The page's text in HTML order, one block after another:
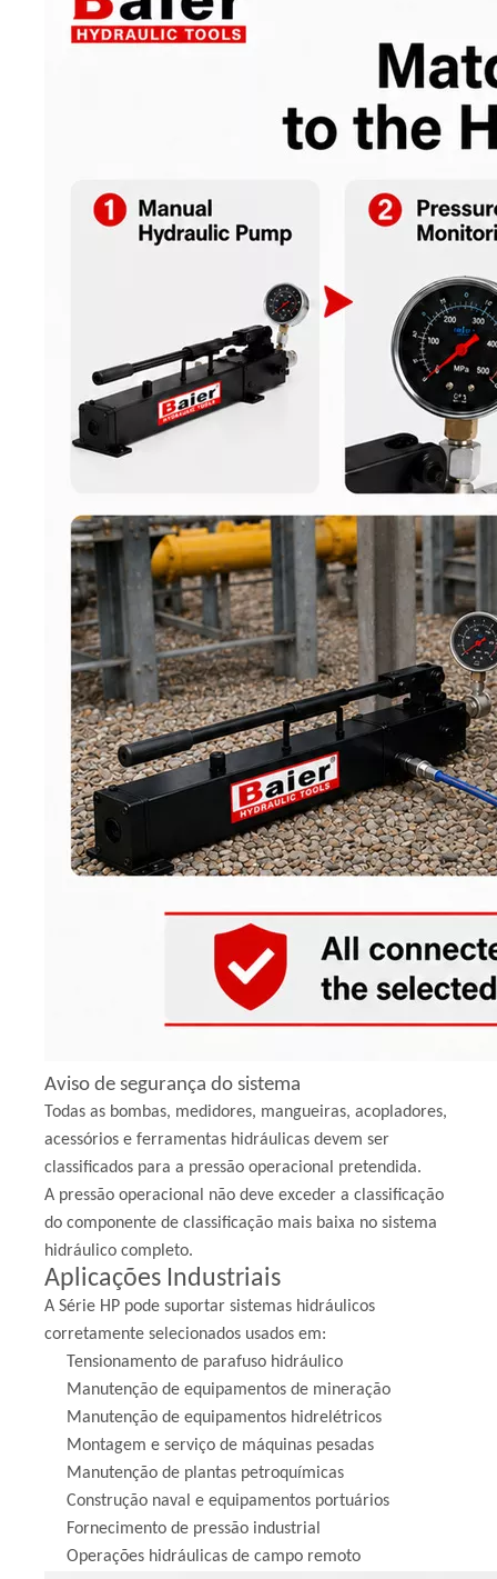
Aviso de segurança do sistema
Todas as bombas, medidores, mangueiras, acopladores,
acessórios e ferramentas hidráulicas devem ser
classificados para a pressão operacional pretendida.
A pressão operacional não deve exceder a classificação
do componente de classificação mais baixa no sistema
hidráulico completo.
Aplicações Industriais
A Série HP pode suportar sistemas hidráulicos
corretamente selecionados usados ​​em:
Tensionamento de parafuso hidráulico
Manutenção de equipamentos de mineração
Manutenção de equipamentos hidrelétricos
Montagem e serviço de máquinas pesadas
Manutenção de plantas petroquímicas
Construção naval e equipamentos portuários
Fornecimento de pressão industrial
Operações hidráulicas de campo remoto